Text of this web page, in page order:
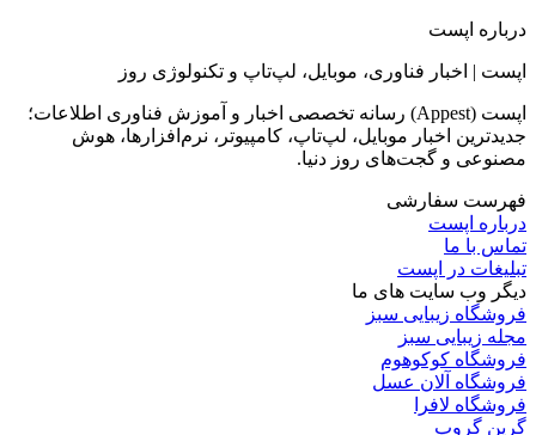
درباره اپست
اپست | اخبار فناوری، موبایل، لپ‌تاپ و تکنولوژی روز
اپست (Appest) رسانه تخصصی اخبار و آموزش فناوری اطلاعات؛
جدیدترین اخبار موبایل، لپ‌تاپ، کامپیوتر، نرم‌افزارها، هوش
مصنوعی و گجت‌های روز دنیا.
فهرست سفارشی
درباره اپست
تماس با ما
تبلیغات در اپست
دیگر وب سایت های ما
فروشگاه زیبایی سبز
مجله زیبایی سبز
فروشگاه کوکوهوم
فروشگاه آلان عسل
فروشگاه لافرا
گرین گروپ